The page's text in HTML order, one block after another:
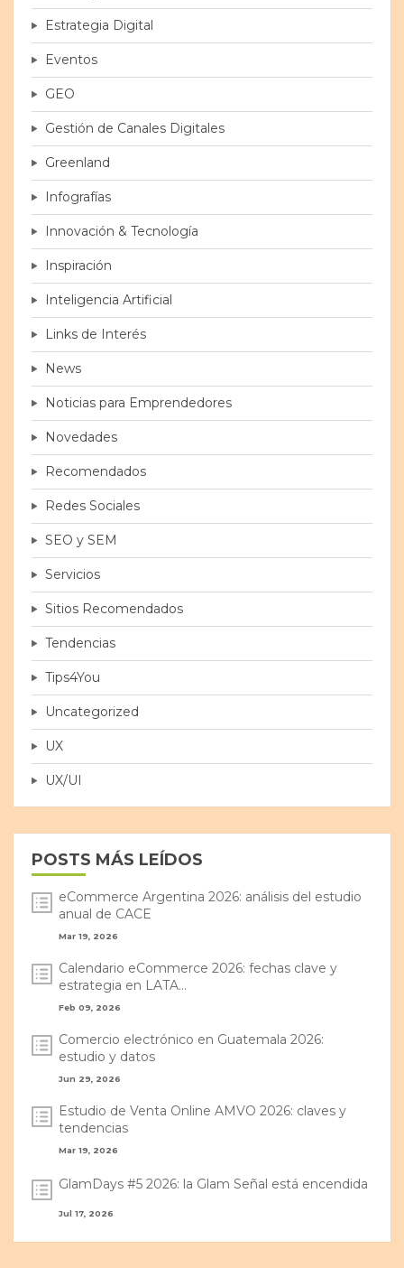
Estrategia Digital
Eventos
GEO
Gestión de Canales Digitales
Greenland
Infografías
Innovación & Tecnología
Inspiración
Inteligencia Artificial
Links de Interés
News
Noticias para Emprendedores
Novedades
Recomendados
Redes Sociales
SEO y SEM
Servicios
Sitios Recomendados
Tendencias
Tips4You
Uncategorized
UX
UX/UI
POSTS MÁS LEÍDOS
eCommerce Argentina 2026: análisis del estudio
anual de CACE
Mar 19, 2026
Calendario eCommerce 2026: fechas clave y
estrategia en LATA...
Feb 09, 2026
Comercio electrónico en Guatemala 2026:
estudio y datos
Jun 29, 2026
Estudio de Venta Online AMVO 2026: claves y
tendencias
Mar 19, 2026
GlamDays #5 2026: la Glam Señal está encendida
Jul 17, 2026